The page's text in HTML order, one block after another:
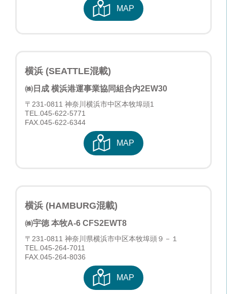
MAP
横浜 (SEATTLE混載)
㈱日成 横浜港運事業協同組合内2EW30
〒231-0811 神奈川横浜市中区本牧埠頭1
TEL.045-622-5771
FAX.045-622-6344
MAP
横浜 (HAMBURG混載)
㈱宇徳 本牧A-6 CFS2EWT8
〒231-0811 神奈川県横浜市中区本牧埠頭９－１
TEL.045-264-7011
FAX.045-264-8036
MAP